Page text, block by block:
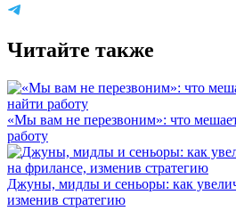
Читайте также
«Мы вам не перезвоним»: что
работу
Джуны, мидлы и сеньоры: как
изменив стратегию